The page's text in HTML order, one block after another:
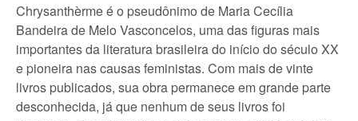
Chrysanthèrme é o pseudônimo de Maria Cecília
Bandeira de Melo Vasconcelos, uma das figuras mais
importantes da literatura brasileira do início do século XX
e pioneira nas causas feministas. Com mais de vinte
livros publicados, sua obra permanece em grande parte
desconhecida, já que nenhum de seus livros foi